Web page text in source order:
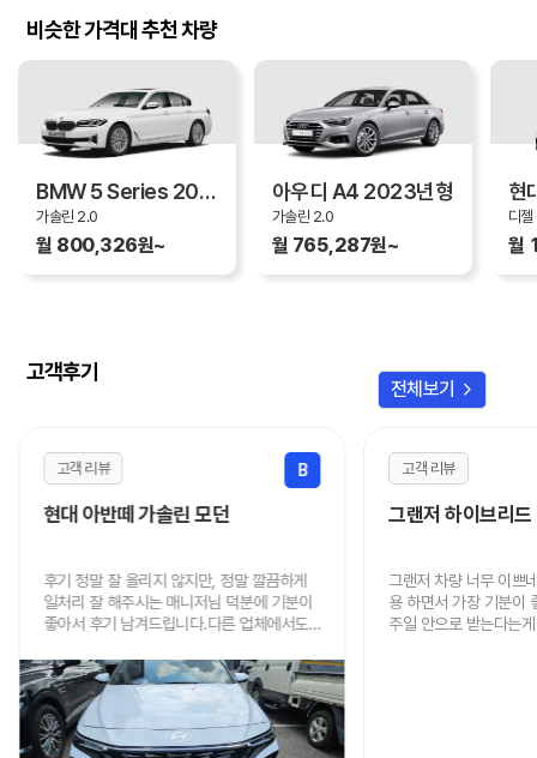
비슷한 가격대 추천 차량
BMW 5 Series 2023년형
가솔린 2.0
월 800,326원~
아우디 A4 2023년형
가솔린 2.0
월 765,287원~
디
월
고객후기
전체보기 chevron_right
B
고객 리뷰
현대 아반떼 가솔린 모던
후기 정말 잘 올리지 않지만, 정말 깔끔하게
일처리 잘 해주시는 매니저님 덕분에 기분이
좋아서 후기 남겨드립니다.다른 업체에서도
빠르고 저렴하게 해주셔서 정말 감사드립니
다.주변에 렌트 원하시는 분 있으면 적극적으
로 추천드리겠습니다.정말 감사했어요!!! 차
잘 타고 다니겠습니다!~
고객 리뷰
그랜저 하이브리드
그랜저 차량 너무 이쁘
용 하면서 가장 기분이
주일 안으로 받는다는